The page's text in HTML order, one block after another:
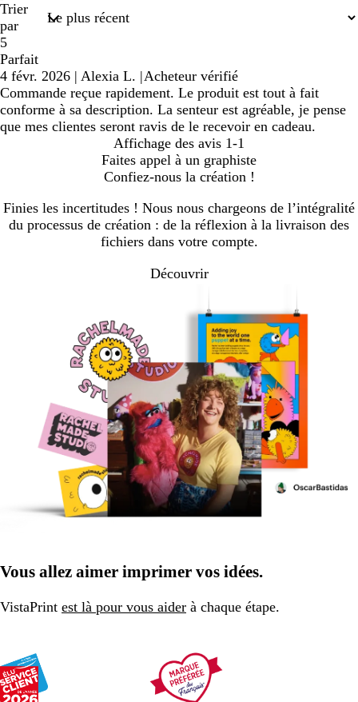
Trier
par
5
Parfait
4 févr. 2026 | Alexia L. |Acheteur vérifié
Commande reçue rapidement. Le produit est tout à fait
conforme à sa description. La senteur est agréable, je pense
que mes clientes seront ravis de le recevoir en cadeau.
Affichage des avis 1-1
Faites appel à un graphiste
Confiez-nous la création !
Finies les incertitudes ! Nous nous chargeons de l’intégralité
du processus de création : de la réflexion à la livraison des
fichiers dans votre compte.
Découvrir
Vous allez aimer imprimer vos idées.
VistaPrint est là pour vous aider à chaque étape.